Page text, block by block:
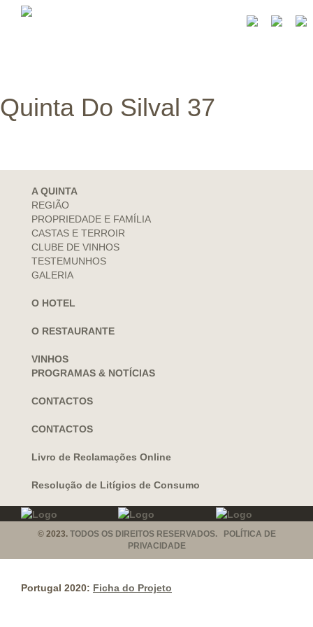
Quinta Do Silval 37
A QUINTA
REGIÃO
PROPRIEDADE E FAMÍLIA
CASTAS E TERROIR
CLUBE DE VINHOS
TESTEMUNHOS
GALERIA
O HOTEL
O RESTAURANTE
VINHOS
PROGRAMAS & NOTÍCIAS
CONTACTOS
CONTACTOS
Livro de Reclamações Online
Resolução de Litígios de Consumo
© 2023. TODOS OS DIREITOS RESERVADOS. POLÍTICA DE
PRIVACIDADE
Portugal 2020: Ficha do Projeto